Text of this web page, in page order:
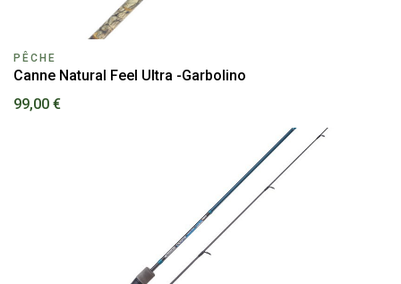
PÊCHE
Canne Natural Feel Ultra -Garbolino
99,00 €